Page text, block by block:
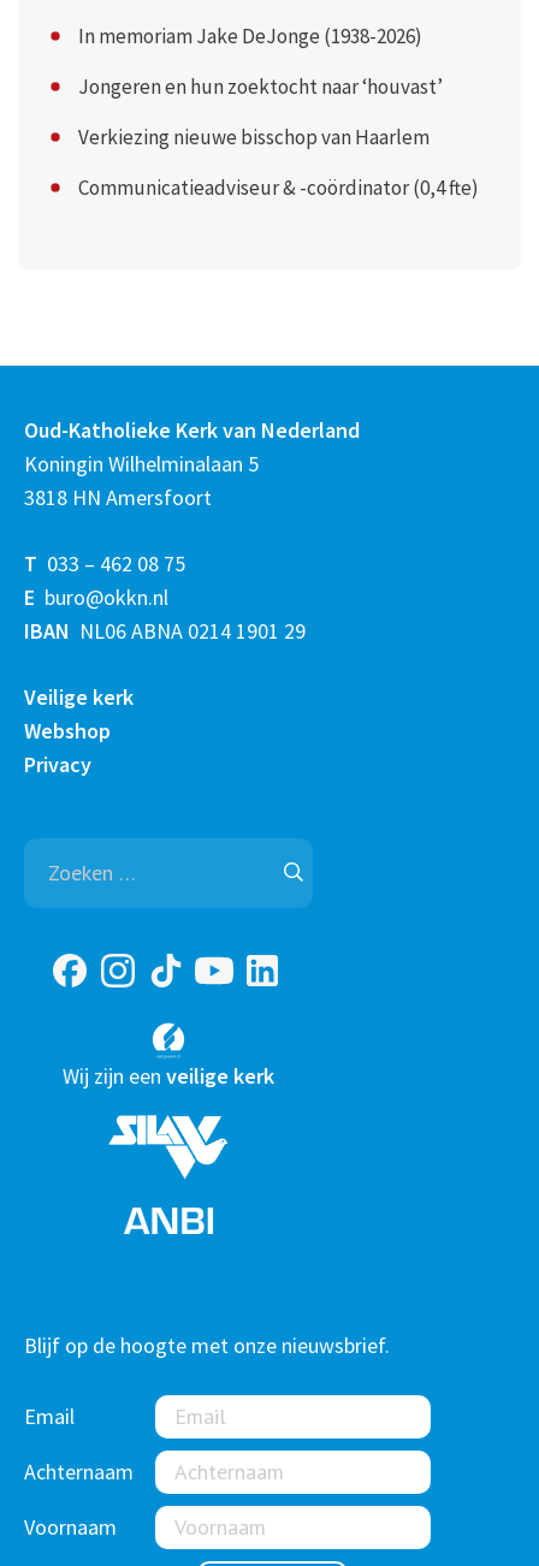
In memoriam Jake DeJonge (1938-2026)
Jongeren en hun zoektocht naar ‘houvast’
Verkiezing nieuwe bisschop van Haarlem
Communicatieadviseur & -coördinator (0,4 fte)
Oud-Katholieke Kerk van Nederland
Koningin Wilhelminalaan 5
3818 HN Amersfoort
T 033 – 462 08 75
E buro@okkn.nl
IBAN NL06 ABNA 0214 1901 29
Veilige kerk
Webshop
Privacy
Zoeken
naar:
Wij zijn een veilige kerk
Blijf op de hoogte met onze nieuwsbrief.
Email
Achternaam
Voornaam